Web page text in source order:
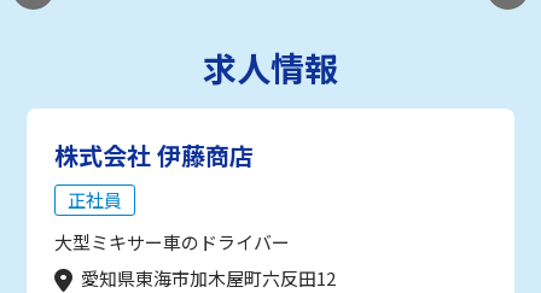
求人情報
株式会社 伊藤商店
正社員
大型ミキサー車のドライバー
愛知県東海市加木屋町六反田12